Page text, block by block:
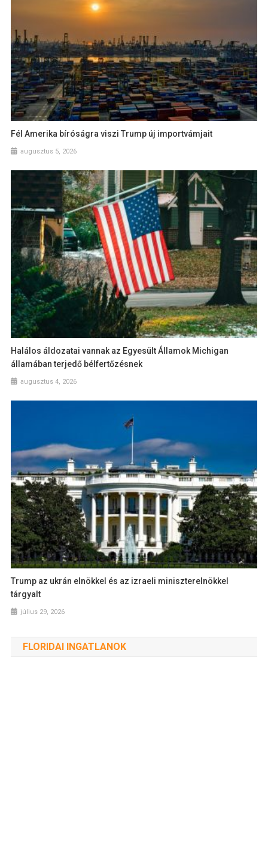
Fél Amerika bíróságra viszi Trump új importvámjait
augusztus 5, 2026
Halálos áldozatai vannak az Egyesült Államok Michigan
államában terjedő bélfertőzésnek
augusztus 4, 2026
Trump az ukrán elnökkel és az izraeli miniszterelnökkel
tárgyalt
július 29, 2026
FLORIDAI INGATLANOK